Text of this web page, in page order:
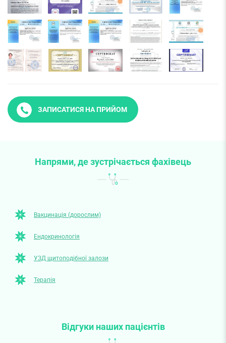
ЗАПИСАТИСЯ НА ПРИЙОМ
Напрями, де зустрічається фахівець
Вакцинація (дорослим)
Ендокринологія
УЗД щитоподібної залози
Терапія
Відгуки наших пацієнтів